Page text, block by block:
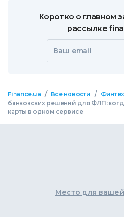
Коротко о главном
рассылке
Ваш email
Finance.ua / Все новости /
банковских решений для ФЛП:
карты в одном сервисе
Место для